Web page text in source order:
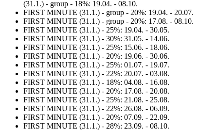
(31.1.) - group - 18%: 19.04. - 08.10.
FIRST MINUTE (31.1.) - group - 20%: 19.04. - 20.07.
FIRST MINUTE (31.1.) - group - 20%: 17.08. - 08.10.
FIRST MINUTE (31.1.) - 25%: 19.04. - 30.05.
FIRST MINUTE (31.1.) - 30%: 31.05. - 14.06.
FIRST MINUTE (31.1.) - 25%: 15.06. - 18.06.
FIRST MINUTE (31.1.) - 20%: 19.06. - 30.06.
FIRST MINUTE (31.1.) - 25%: 01.07. - 19.07.
FIRST MINUTE (31.1.) - 22%: 20.07. - 03.08.
FIRST MINUTE (31.1.) - 18%: 04.08. - 16.08.
FIRST MINUTE (31.1.) - 20%: 17.08. - 20.08.
FIRST MINUTE (31.1.) - 25%: 21.08. - 25.08.
FIRST MINUTE (31.1.) - 22%: 26.08. - 06.09.
FIRST MINUTE (31.1.) - 20%: 07.09. - 22.09.
FIRST MINUTE (31.1.) - 28%: 23.09. - 08.10.